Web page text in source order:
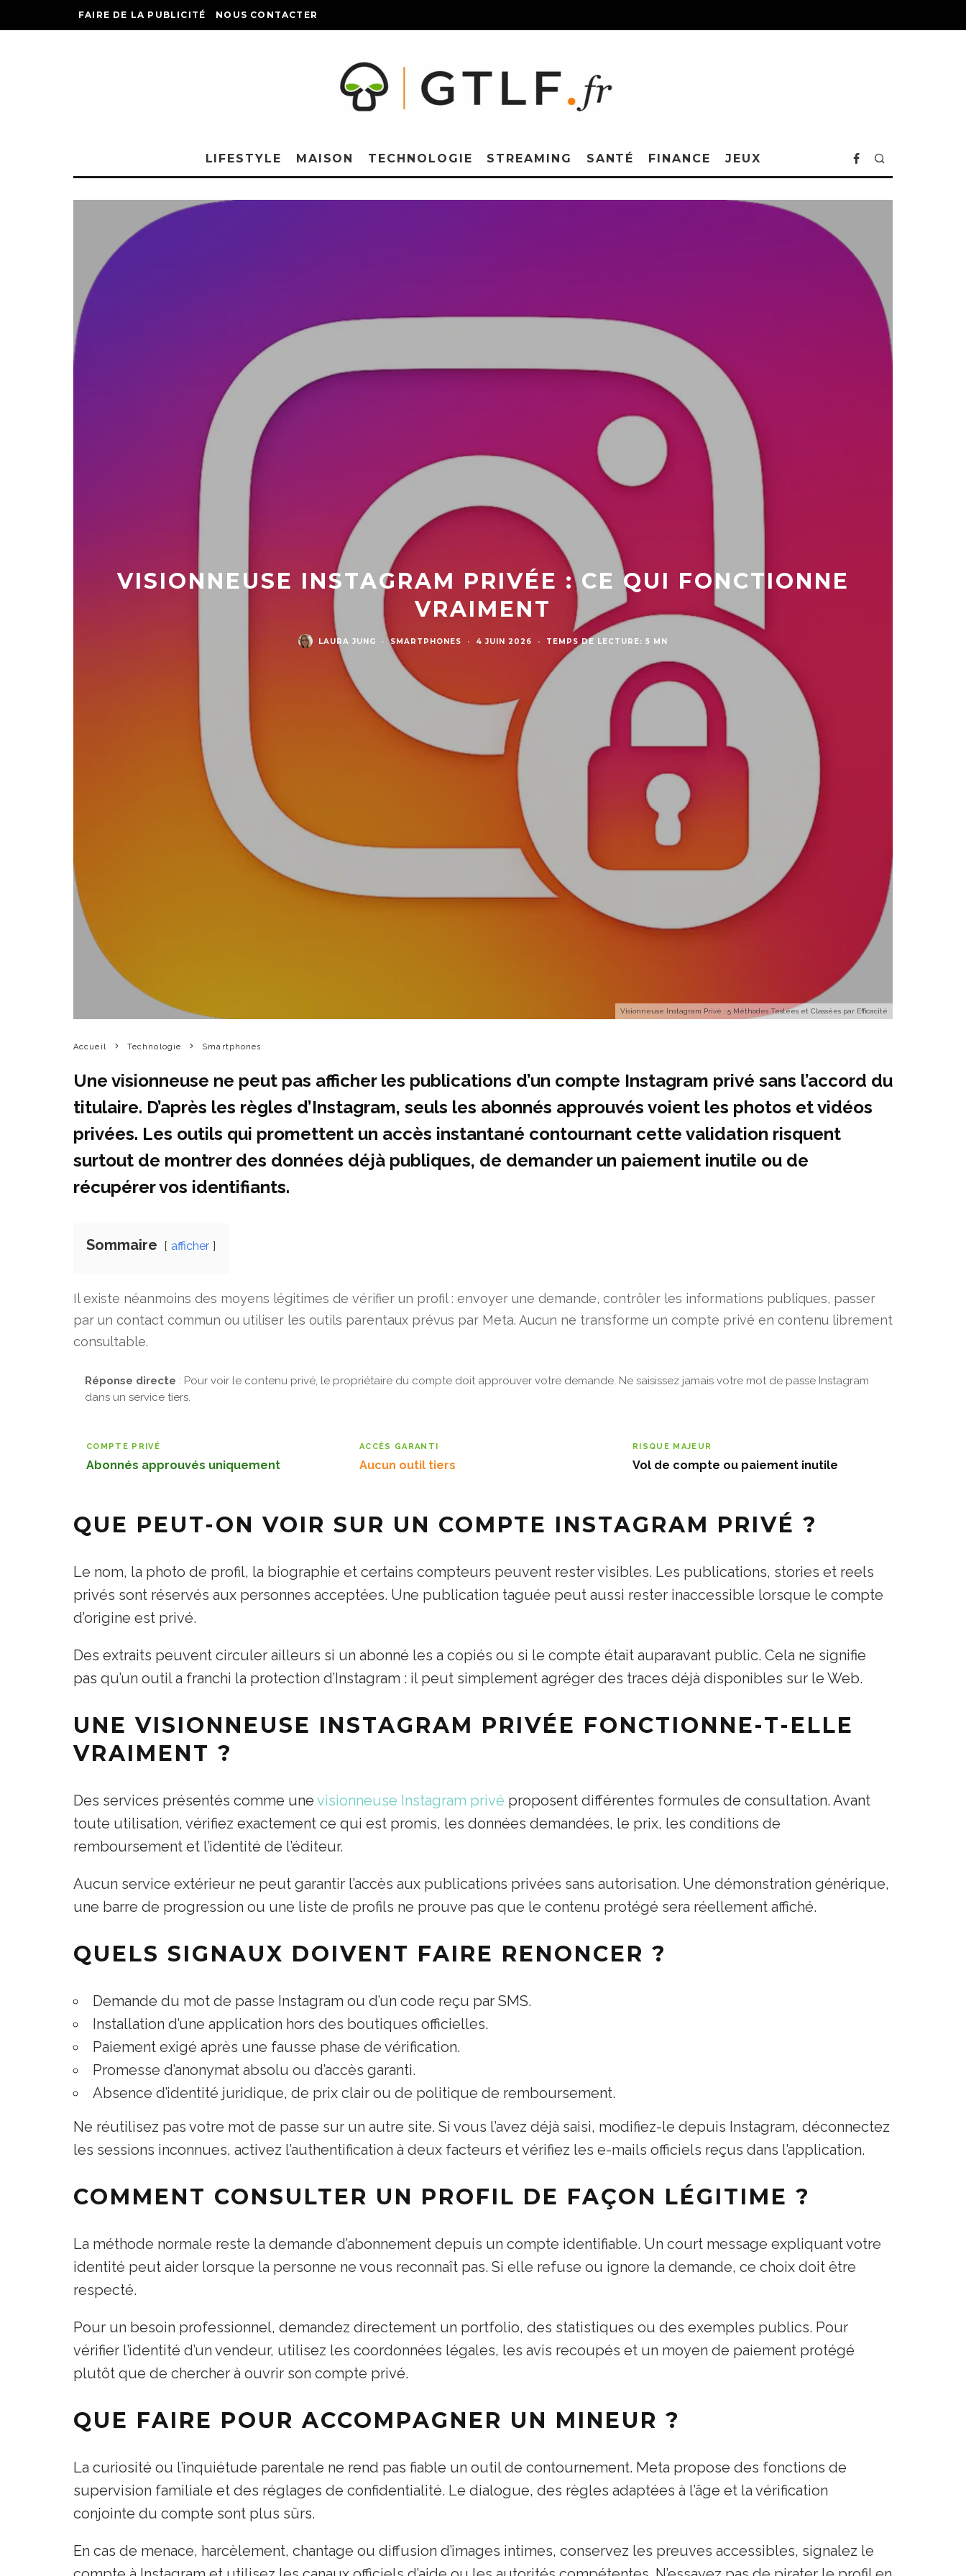
FAIRE DE LA PUBLICITÉ NOUS CONTACTER
LIFESTYLE MAISON TECHNOLOGIE STREAMING SANTÉ FINANCE JEUX
Visionneuse Instagram Privé : 5 Méthodes Testées et Classées par Efficacité
VISIONNEUSE INSTAGRAM PRIVÉE : CE QUI FONCTIONNE
VRAIMENT
LAURA JUNG · SMARTPHONES · 4 JUIN 2026 · TEMPS DE LECTURE: 5 MN
Accueil Technologie Smartphones
Une visionneuse ne peut pas afficher les publications d’un compte Instagram privé sans l’accord du
titulaire. D’après les règles d’Instagram, seuls les abonnés approuvés voient les photos et vidéos
privées. Les outils qui promettent un accès instantané contournant cette validation risquent
surtout de montrer des données déjà publiques, de demander un paiement inutile ou de
récupérer vos identifiants.
Sommaire afficher
Il existe néanmoins des moyens légitimes de vérifier un profil : envoyer une demande, contrôler les informations publiques, passer
par un contact commun ou utiliser les outils parentaux prévus par Meta. Aucun ne transforme un compte privé en contenu librement
consultable.
Réponse directe : Pour voir le contenu privé, le propriétaire du compte doit approuver votre demande. Ne saisissez jamais votre mot de passe Instagram
dans un service tiers.
COMPTE PRIVÉ
Abonnés approuvés uniquement
ACCÈS GARANTI
Aucun outil tiers
RISQUE MAJEUR
Vol de compte ou paiement inutile
QUE PEUT-ON VOIR SUR UN COMPTE INSTAGRAM PRIVÉ ?
Le nom, la photo de profil, la biographie et certains compteurs peuvent rester visibles. Les publications, stories et reels
privés sont réservés aux personnes acceptées. Une publication taguée peut aussi rester inaccessible lorsque le compte
d’origine est privé.
Des extraits peuvent circuler ailleurs si un abonné les a copiés ou si le compte était auparavant public. Cela ne signifie
pas qu’un outil a franchi la protection d’Instagram : il peut simplement agréger des traces déjà disponibles sur le Web.
UNE VISIONNEUSE INSTAGRAM PRIVÉE FONCTIONNE-T-ELLE
VRAIMENT ?
Des services présentés comme une visionneuse Instagram privé proposent différentes formules de consultation. Avant
toute utilisation, vérifiez exactement ce qui est promis, les données demandées, le prix, les conditions de
remboursement et l’identité de l’éditeur.
Aucun service extérieur ne peut garantir l’accès aux publications privées sans autorisation. Une démonstration générique,
une barre de progression ou une liste de profils ne prouve pas que le contenu protégé sera réellement affiché.
QUELS SIGNAUX DOIVENT FAIRE RENONCER ?
Demande du mot de passe Instagram ou d’un code reçu par SMS.
Installation d’une application hors des boutiques officielles.
Paiement exigé après une fausse phase de vérification.
Promesse d’anonymat absolu ou d’accès garanti.
Absence d’identité juridique, de prix clair ou de politique de remboursement.
Ne réutilisez pas votre mot de passe sur un autre site. Si vous l’avez déjà saisi, modifiez-le depuis Instagram, déconnectez
les sessions inconnues, activez l’authentification à deux facteurs et vérifiez les e-mails officiels reçus dans l’application.
COMMENT CONSULTER UN PROFIL DE FAÇON LÉGITIME ?
La méthode normale reste la demande d’abonnement depuis un compte identifiable. Un court message expliquant votre
identité peut aider lorsque la personne ne vous reconnaît pas. Si elle refuse ou ignore la demande, ce choix doit être
respecté.
Pour un besoin professionnel, demandez directement un portfolio, des statistiques ou des exemples publics. Pour
vérifier l’identité d’un vendeur, utilisez les coordonnées légales, les avis recoupés et un moyen de paiement protégé
plutôt que de chercher à ouvrir son compte privé.
QUE FAIRE POUR ACCOMPAGNER UN MINEUR ?
La curiosité ou l’inquiétude parentale ne rend pas fiable un outil de contournement. Meta propose des fonctions de
supervision familiale et des réglages de confidentialité. Le dialogue, des règles adaptées à l’âge et la vérification
conjointe du compte sont plus sûrs.
En cas de menace, harcèlement, chantage ou diffusion d’images intimes, conservez les preuves accessibles, signalez le